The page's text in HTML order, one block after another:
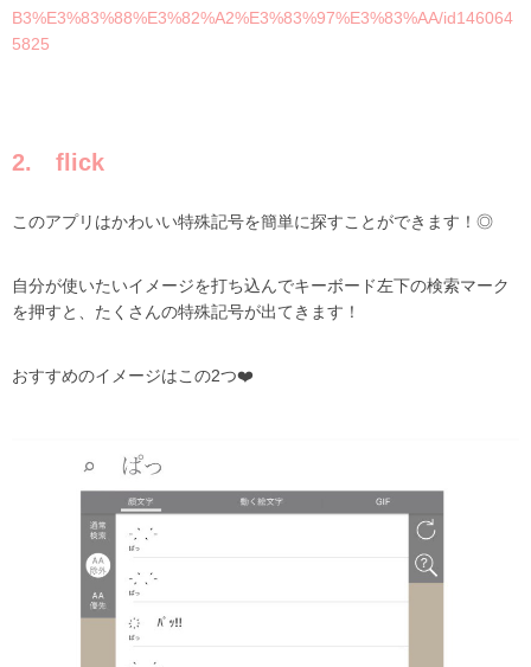
B3%E3%83%88%E3%82%A2%E3%83%97%E3%83%AA/id146064
5825
2. flick
このアプリはかわいい特殊記号を簡単に探すことができます！◎
自分が使いたいイメージを打ち込んでキーボード左下の検索マーク
を押すと、たくさんの特殊記号が出てきます！
おすすめのイメージはこの2つ❤